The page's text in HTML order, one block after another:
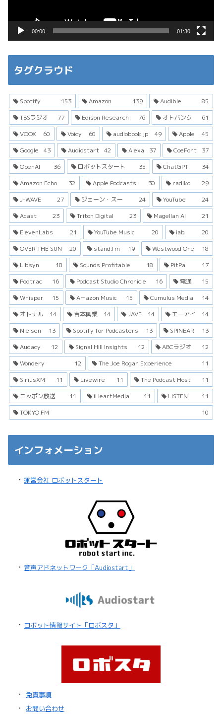
00:00 01:30
タグクラウド
Spotify 153 Amazon 139 Audible
85
TBSラジオ
77 Edison Research 76 オトバンク
61
VOOX
60 Voicy 60 audiobook.jp 49 Apple
45
Google
43 Audiostart 42 Alexa 37 CoeFont
37
OpenAI
36 ロボットスタート 35 ChatGPT
34
Amazon Echo
32 Apple Podcasts 30 radiko
29
J-WAVE
27 ジェーン・スー 24 YouTube
24
Acast
23 Triton Digital 23 Magellan AI
21
ElevenLabs
21 YouTube Music 20 iab
20
OVER THE SUN
20 stand.fm 19 Westwood One
18
Libsyn
18 Sounds Profitable 18 PitPa
17
Podtrac
16 Podcast Studio Chronicle 16 電通
15
Whisper
15 Amazon Music 15 Cumulus Media
14
オトナル
14 吉本興業 14 JAVE 14 エーアイ
14
Nielsen
13 Spotify for Podcasters 13 SPINEAR
13
Audacy
12 Signal Hill Insights 12 ABCラジオ
12
Wondery
12 The Joe Rogan Experience
11
SiriusXM
11 Livewire 11 The Podcast Host
11
ニッポン放送
11 iHeartMedia 11 LISTEN
11
TOKYO FM
10
インフォメーション
・ 運営会社 ロボットスタート
・ 音声アドネットワーク「Audiostart」
・ ロボット情報サイト「ロボスタ」
・ 免責事項
・ お問い合わせ